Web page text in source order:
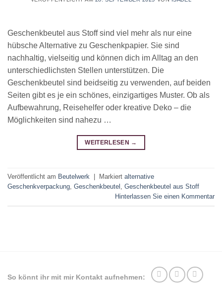
Geschenkbeutel aus Stoff sind viel mehr als nur eine
hübsche Alternative zu Geschenkpapier. Sie sind
nachhaltig, vielseitig und können dich im Alltag an den
unterschiedlichsten Stellen unterstützen. Die
Geschenkbeutel sind beidseitig zu verwenden, auf beiden
Seiten gibt es je ein schönes, einzigartiges Muster. Ob als
Aufbewahrung, Reisehelfer oder kreative Deko – die
Möglichkeiten sind nahezu …
WEITERLESEN →
Veröffentlicht am Beutelwerk Markiert alternative
Geschenkverpackung Geschenkbeutel
Geschenkbeutel aus Stoff
Hinterlassen Sie einen Kommentar
So könnt ihr mit mir Kontakt aufnehmen: